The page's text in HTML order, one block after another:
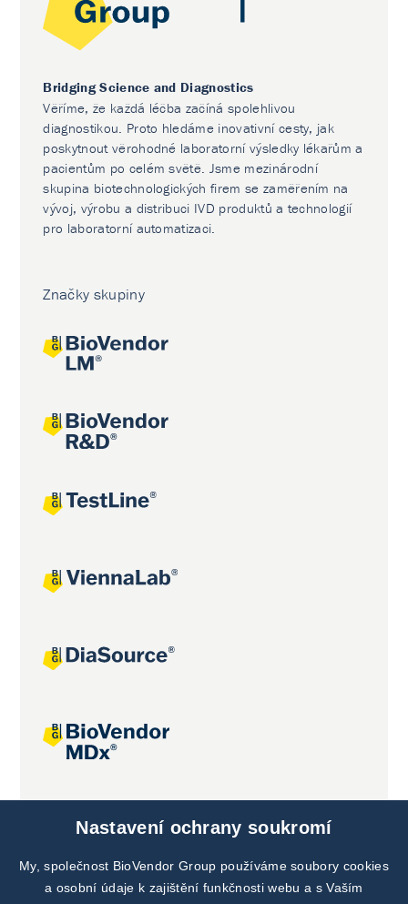
Bridging Science and Diagnostics
Věříme, že každá léčba začíná spolehlivou
diagnostikou. Proto hledáme inovativní cesty, jak
poskytnout věrohodné laboratorní výsledky lékařům a
pacientům po celém světě. Jsme mezinárodní
skupina biotechnologických firem se zaměřením na
vývoj, výrobu a distribuci IVD produktů a technologií
pro laboratorní automatizaci.
Značky skupiny
Nastavení ochrany soukromí
My, společnost BioVendor Group používáme soubory cookies
a osobní údaje k zajištění funkčnosti webu a s Vaším